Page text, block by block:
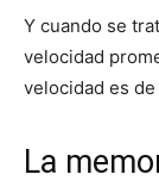
Y cuando se
velocidad
velocidad es
La